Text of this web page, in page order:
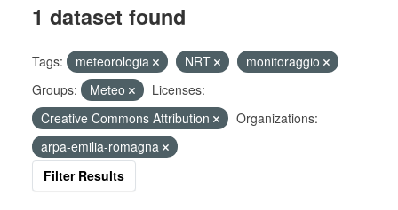
1 dataset found
Tags: meteorologia NRT
monitoraggio
Groups:
Meteo
Licenses:
Creative Commons Attribution
Organizations:
arpa-emilia-romagna
Filter Results